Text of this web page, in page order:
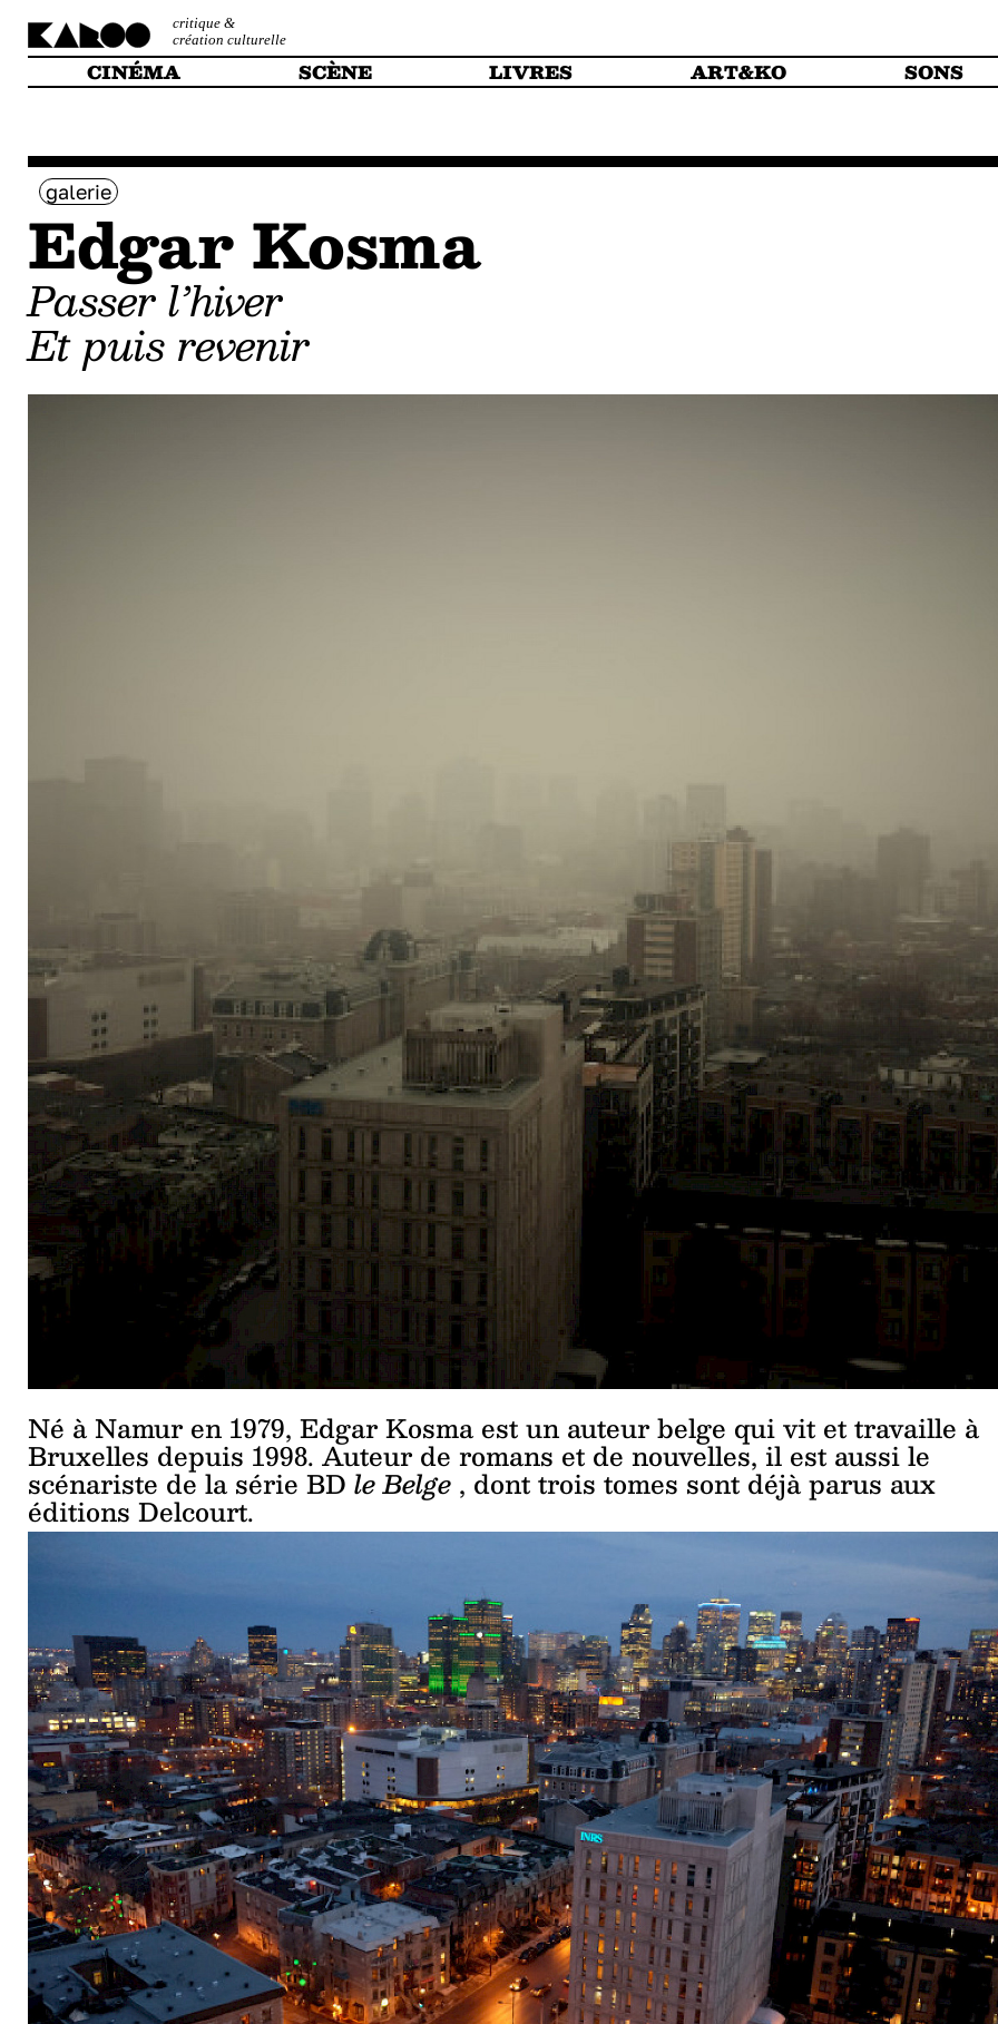
critique &
création culturelle
CINÉMA SCÈNE LIVRES ART&KO SONS
galerie
Edgar Kosma
Passer l’hiver
Et puis revenir
Né à Namur en 1979, Edgar Kosma est un auteur belge qui vit et travaille à
Bruxelles depuis 1998. Auteur de romans et de nouvelles, il est aussi le
scénariste de la série BD le Belge , dont trois tomes sont déjà parus aux
éditions Delcourt.